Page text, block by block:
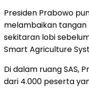
Presiden Prabowo
melambaikan tangan
sekitaran lobi
Smart Agriculture
Di dalam ruang SAS,
dari 4.000 peserta